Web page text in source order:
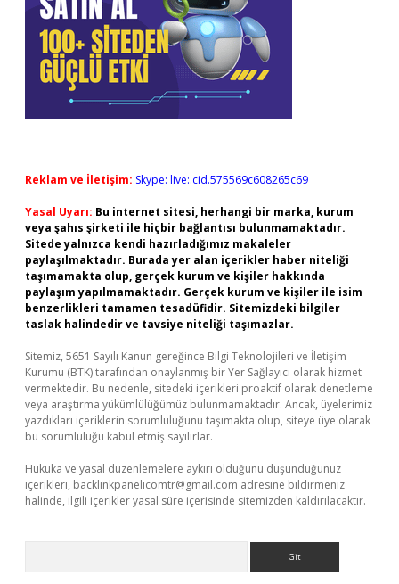
Reklam ve İletişim: Skype: live:.cid.575569c608265c69
Yasal Uyarı: Bu internet sitesi, herhangi bir marka, kurum
veya şahıs şirketi ile hiçbir bağlantısı bulunmamaktadır.
Sitede yalnızca kendi hazırladığımız makaleler
paylaşılmaktadır. Burada yer alan içerikler haber niteliği
taşımamakta olup, gerçek kurum ve kişiler hakkında
paylaşım yapılmamaktadır. Gerçek kurum ve kişiler ile isim
benzerlikleri tamamen tesadüfidir. Sitemizdeki bilgiler
taslak halindedir ve tavsiye niteliği taşımazlar.
Sitemiz, 5651 Sayılı Kanun gereğince Bilgi Teknolojileri ve İletişim
Kurumu (BTK) tarafından onaylanmış bir Yer Sağlayıcı olarak hizmet
vermektedir. Bu nedenle, sitedeki içerikleri proaktif olarak denetleme
veya araştırma yükümlülüğümüz bulunmamaktadır. Ancak, üyelerimiz
yazdıkları içeriklerin sorumluluğunu taşımakta olup, siteye üye olarak
bu sorumluluğu kabul etmiş sayılırlar.
Hukuka ve yasal düzenlemelere aykırı olduğunu düşündüğünüz
içerikleri, backlinkpanelicomtr@gmail.com adresine bildirmeniz
halinde, ilgili içerikler yasal süre içerisinde sitemizden kaldırılacaktır.